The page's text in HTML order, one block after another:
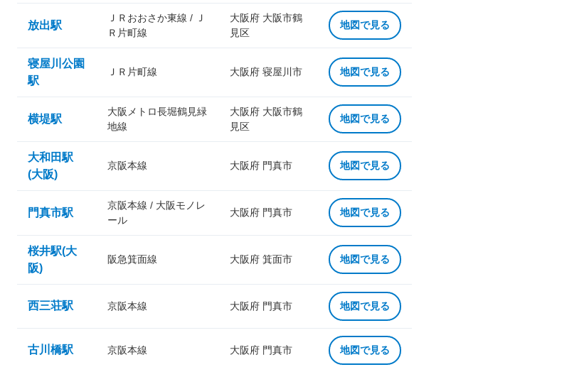
放出駅
ＪＲおおさか東線 / Ｊ
Ｒ片町線
大阪府 大阪市鶴
見区
地図で見る
寝屋川公園
駅
ＪＲ片町線 大阪府 寝屋川市 地図で見る
横堤駅
大阪メトロ長堀鶴見緑
地線
大阪府 大阪市鶴
見区
地図で見る
大和田駅
(大阪)
京阪本線 大阪府 門真市 地図で見る
門真市駅
京阪本線 / 大阪モノレ
ール
大阪府 門真市 地図で見る
桜井駅(大
阪)
阪急箕面線 大阪府 箕面市 地図で見る
西三荘駅 京阪本線 大阪府 門真市 地図で見る
古川橋駅 京阪本線 大阪府 門真市 地図で見る